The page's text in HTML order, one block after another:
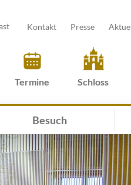
Kontakt Presse
Termine Schloss
Besuch